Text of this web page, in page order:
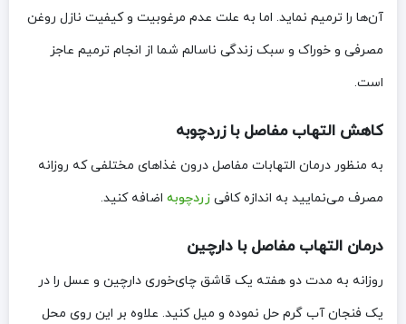
آن‌ها را ترمیم نماید. اما به علت عدم مرغوبیت و کیفیت نازل روغن
مصرفی و خوراک و سبک زندگی ناسالم شما از انجام ترمیم عاجز
است.
کاهش التهاب مفاصل با زردچوبه
به منظور درمان التهابات مفاصل درون غذاهای مختلفی که روزانه
مصرف می‌نمایید به ‌اندازه کافی زردچوبه اضافه کنید.
درمان التهاب مفاصل با دارچین
روزانه به مدت دو هفته یک قاشق چای‌خوری دارچین و عسل را در
یک فنجان آب گرم حل نموده و میل کنید. علاوه بر این روی محل